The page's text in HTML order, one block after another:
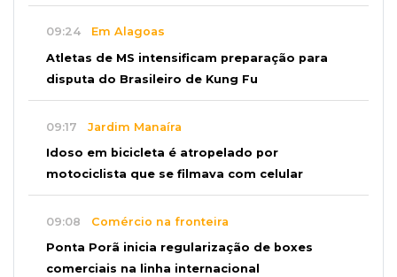
09:24 Em Alagoas
Atletas de MS intensificam preparação para
disputa do Brasileiro de Kung Fu
09:17 Jardim Manaíra
Idoso em bicicleta é atropelado por
motociclista que se filmava com celular
09:08 Comércio na fronteira
Ponta Porã inicia regularização de boxes
comerciais na linha internacional